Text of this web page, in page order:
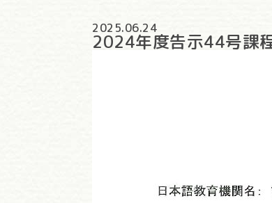
2025.06.24
2024年度告示44号課